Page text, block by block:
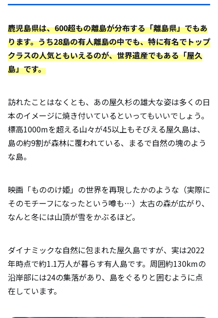
鹿児島県は、600超もの離島が分布する「離島県」でもあ
ります。うち28島の有人離島の中でも、特に有名でトップ
クラスの人気ともいえるのが、世界遺産でもある「屋久
島」です。
訪れたことはなくとも、あの屋久杉の雄大な姿は多くの日
本のイメージに焼き付いているといってもいいでしょう。
標高1000mを超える山々が45以上もそびえる屋久島は、
島の約9割が森林に覆われている、まるで自然の塊のよう
な島。
映画「もののけ姫」の世界を再現したかのような（実際に
そのモチーフになったという噂も…）太古の森が広がり、
なんと冬には山頂が雪をかぶるほど。
ダイナミックな自然に包まれた屋久島ですが、実は2022
年時点で約1.1万人が暮らす有人島です。周囲約130kmの
沿岸部には24の集落があり、島をぐるりと囲むように点
在しています。